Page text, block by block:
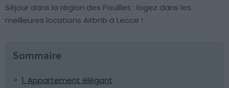
Séjour dans la région des Pouilles : logez dans les
meilleures locations Airbnb à Lecce !
Sommaire
1. Appartement élégant